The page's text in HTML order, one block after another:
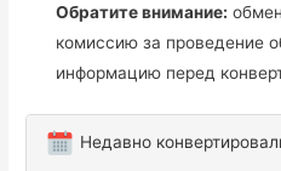
Обратите внимание:
комиссию за проведение
информацию перед
Недавно